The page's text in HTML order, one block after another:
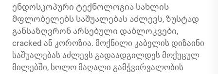
ენდოსკოპური ტექნოლოგია სახლის
მფლობელებს საშუალებას აძლევს, ზუსტად
განსაზღვრონ არსებული დაბლოკვები,
cracked ან კოროზია. მოქნილი კაბელის დიზაინი
საშუალებას აძლევს გადაადგილდეს მოქუცულ
მილებში, ხოლო მაღალი გამჭვირვალობის